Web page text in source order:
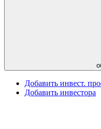
Добавить инвест.
Добавить инвестора